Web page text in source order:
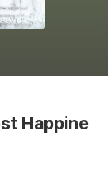
Happine